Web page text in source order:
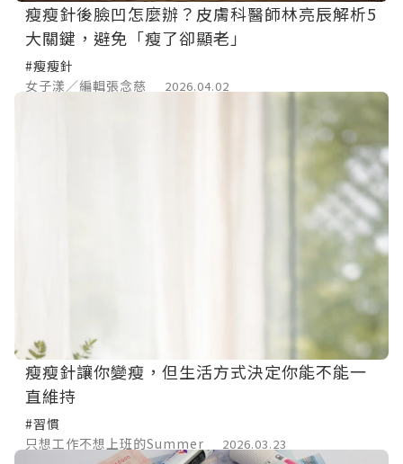
瘦瘦針後臉凹怎麼辦？皮膚科醫師林亮辰解析5
大關鍵，避免「瘦了卻顯老」
#瘦瘦針
女子漾／編輯張念慈
2026.04.02
瘦瘦針讓你變瘦，但生活方式決定你能不能一
直維持
#習慣
只想工作不想上班的Summer
2026.03.23